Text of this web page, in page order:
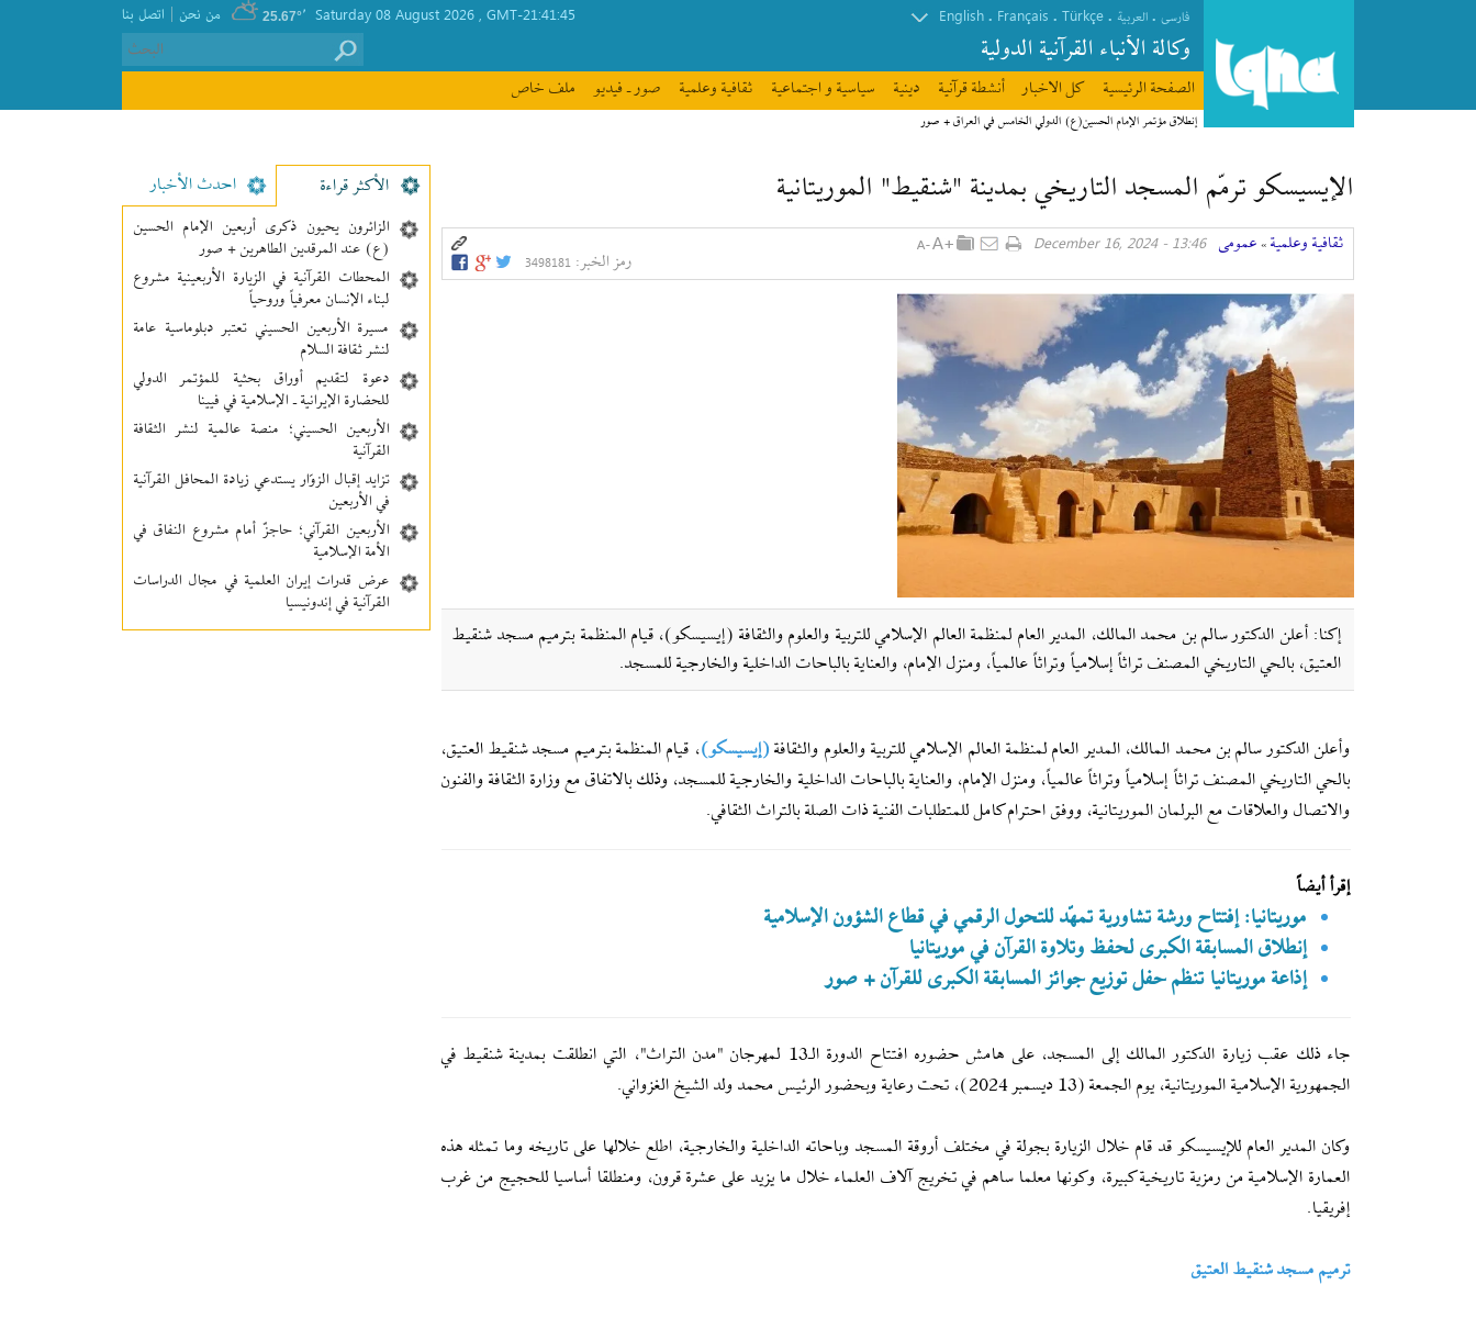
فارسی . العربیة .
Türkçe
.
Français
.
English
وکالة الأنباء القرآنیة الدولیة
اتصل بنا | من نحن GMT-21:41:45
25.67°
الصفحة الرئیسیة كل الاخبار أنشطة قرآنیة دينية سیاسیة و اجتماعیة ثقافیة وعلمیة صور ـ فيديو ملف خاص
إنطلاق مؤتمر الإمام الحسين(ع) الدولي الخامس في العراق + صور
الإيسيسكو ترمّم المسجد التاريخي بمدينة "شنقيط" الموريتانية
ثقافیة وعلمیة » عمومی 13:46 - December 16, 2024
رمز الخبر:3498181
إکنا: أعلن الدكتور سالم بن محمد المالك، المدير العام لمنظمة العالم الإسلامي للتربية والعلوم والثقافة (إيسيسكو)، قيام المنظمة بترميم مسجد شنقيط
العتيق، بالحي التاريخي المصنف تراثاً إسلامياً وتراثاً عالمياً، ومنزل الإمام، والعناية بالباحات الداخلية والخارجية للمسجد.
وأعلن الدكتور سالم بن محمد المالك، المدير العام لمنظمة العالم الإسلامي للتربية والعلوم والثقافة(إيسيسكو)، قيام المنظمة بترميم مسجد شنقيط العتيق،
بالحي التاريخي المصنف تراثاً إسلامياً وتراثاً عالمياً، ومنزل الإمام، والعناية بالباحات الداخلية والخارجية للمسجد، وذلك بالاتفاق مع وزارة الثقافة والفنون
والاتصال والعلاقات مع البرلمان الموريتانية، ووفق احترام كامل للمتطلبات الفنية ذات الصلة بالتراث الثقافي.
إقرأ أيضاً
موریتانیا: إفتتاح ورشة تشاورية تمهّد للتحول الرقمي في قطاع الشؤون الإسلامية
إنطلاق المسابقة الكبرى لحفظ وتلاوة القرآن في موريتانيا
إذاعة موريتانيا تنظم حفل توزيع جوائز المسابقة الكبرى للقرآن + صور
جاء ذلك عقب زيارة الدكتور المالك إلى المسجد، على هامش حضوره افتتاح الدورة الـ13 لمهرجان "مدن التراث"، التي انطلقت بمدينة شنقيط في
الجمهورية الإسلامية الموريتانية، يوم الجمعة (13 ديسمبر 2024)، تحت رعاية وبحضور الرئيس محمد ولد الشيخ الغزواني.
وكان المدير العام للإيسيسكو قد قام خلال الزيارة بجولة في مختلف أروقة المسجد وباحاته الداخلية والخارجية، اطلع خلالها على تاريخه وما تمثله هذه
العمارة الإسلامية من رمزية تاريخية كبيرة، وكونها معلما ساهم في تخريج آلاف العلماء خلال ما يزيد على عشرة قرون، ومنطلقا أساسيا للحجيج من غرب
إفريقيا.
ترميم مسجد شنقيط العتيق
الأکثر قراءة احدث الأخبار
الزائرون يحيون ذكرى أربعين الإمام الحسين
(ع) عند المرقدين الطاهرين + صور
المحطات القرآنية في الزيارة الأربعينية مشروع
لبناء الإنسان معرفیاً وروحياً
مسيرة الأربعين الحسيني تعتبر دبلوماسية عامة
لنشر ثقافة السلام
دعوة لتقديم أوراق بحثية للمؤتمر الدولي
للحضارة الإيرانية ـ الإسلامية في فيينا
الأربعين الحسيني؛ منصة عالمية لنشر الثقافة
القرآنية
تزايد إقبال الزوّار يستدعي زيادة المحافل القرآنية
في الأربعين
الأربعين القرآني؛ حاجزٌ أمام مشروع النفاق في
الأمة الإسلامية
عرض قدرات إيران العلمية في مجال الدراسات
القرآنية في إندونيسيا